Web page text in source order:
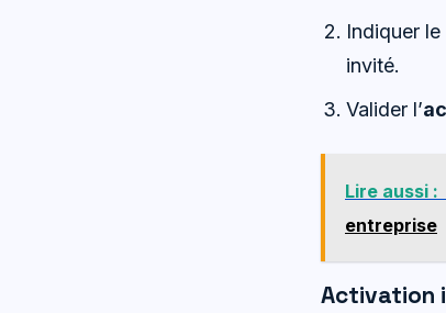
Indiquer
invité.
Valider l’
Lire aussi :
entreprise
Activation